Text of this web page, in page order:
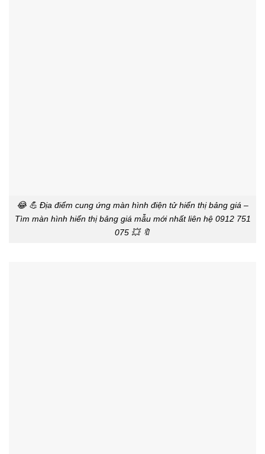
😂 💪 Địa điểm cung ứng màn hình điện tử hiển thị bảng giá –
Tìm màn hình hiển thị bảng giá mẫu mới nhất liên hệ 0912 751
075 💥 🔖